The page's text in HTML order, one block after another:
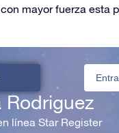
mayor fuerza esta
Rodriguez
línea Star Register